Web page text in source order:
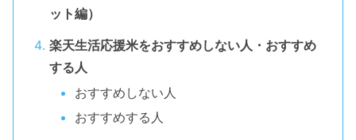
ット編）
楽天生活応援米をおすすめしない人・おすすめ
する人
おすすめしない人
おすすめする人